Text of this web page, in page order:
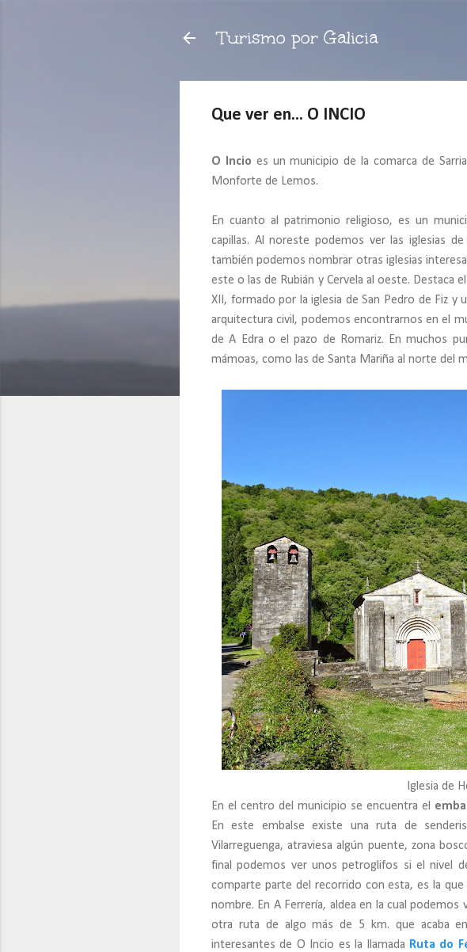
Turismo por Galicia
Que ver en... O INCIO
O Incio es un municipio de la comarca de
Monforte de Lemos.
En cuanto al patrimonio religioso, es un
capillas. Al noreste podemos ver las iglesias
también podemos nombrar otras iglesias
este o las de Rubián y Cervela al oeste. Destaca el
XII, formado por la iglesia de San Pedro de Fiz
arquitectura civil, podemos encontrarnos en el
de A Edra o el pazo de Romariz. En muchos
mámoas, como las de Santa Mariña al norte del
Iglesia de
En el centro del municipio se encuentra el
En este embalse existe una ruta de
Vilarreguenga, atraviesa algún puente, zona
final podemos ver unos petroglifos si el nivel
comparte parte del recorrido con esta, es la
nombre. En A Ferrería, aldea en la cual
otra ruta de algo más de 5 km. que acaba
interesantes de O Incio es la llamada Ruta do